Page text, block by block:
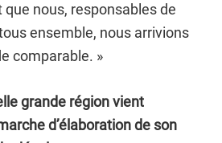
que nous, responsables de
ensemble, nous arrivions
comparable. »
grande région vient
d’élaboration de son